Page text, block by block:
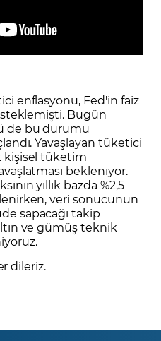
enflasyonu, Fed'in faiz
Bugün
de bu durumu
Yavaşlayan tüketici
kişisel tüketim
bekleniyor.
yıllık bazda %2,5
veri sonucunun
sapacağı takip
ve gümüş teknik
dileriz.